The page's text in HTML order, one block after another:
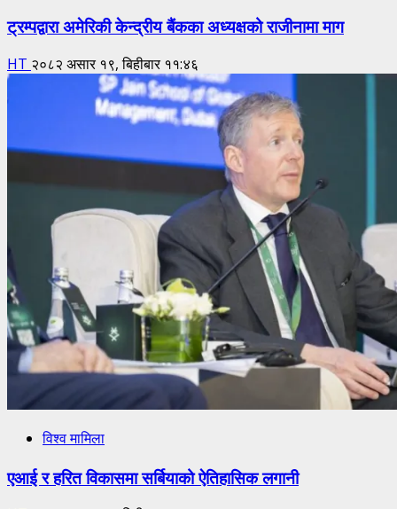
ट्रम्पद्वारा अमेरिकी केन्द्रीय बैंकका अध्यक्षको राजीनामा माग
HT २०८२ असार १९, बिहीबार ११:४६
विश्व मामिला
एआई र हरित विकासमा सर्बियाको ऐतिहासिक लगानी